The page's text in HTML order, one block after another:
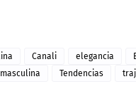
Canali elegancia
Tendencias